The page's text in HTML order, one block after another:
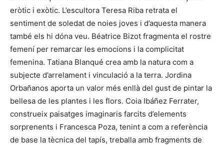
eròtic i exòtic. L’escultora Teresa Riba retrata el
sentiment de soledat de noies joves i d’aquesta manera
també els hi dóna veu. Béatrice Bizot fragmenta el rostre
femení per remarcar les emocions i la complicitat
femenina. Tatiana Blanqué crea amb la natura com a
subjecte d’arrelament i vinculació a la terra. Jordina
Orbañanos aporta un valor més enllà del gust de pintar la
bellesa de les plantes i les flors. Coia Ibáñez Ferrater,
construeix paisatges imaginaris farcits d’elements
sorprenents i Francesca Poza, tenint a com a referència
de base la tècnica del tapís, treballa amb fragments de